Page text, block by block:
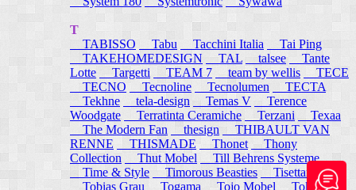
T
TABISSO
Tabu Tacchini Italia
Tai Ping
TAKEHOMEDESIGN
TAL talsee
Tante
Lotte
Targetti TEAM 7 team by wellis
TECE
TECNO
Tecnoline Tecnolumen
TECTA
Tekhne
tela-design Temas V
Terence
Woodgate
Terratinta Ceramiche Terzani
Texaa
The Modern Fan
thesign
THIBAULT VAN
RENNE
THISMADE Thonet
Thony
Collection
Thut Mobel
Till Behrens Systeme
Time & Style
Timorous Beasties
Tisettanta
Tobias Grau
Togama Tojo Mobel
Token